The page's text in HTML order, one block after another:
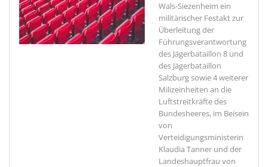
Wals-Siezenheim ein
militärischer Festakt zur
Überleitung der
Führungsverantwortung
des Jägerbataillon 8 und
des Jägerbataillon
Salzburg sowie 4 weiterer
Milizeinheiten an die
Luftstreitkräfte des
Bundesheeres, im Beisein
von
Verteidigungsministerin
Klaudia Tanner und der
Landeshauptfrau von